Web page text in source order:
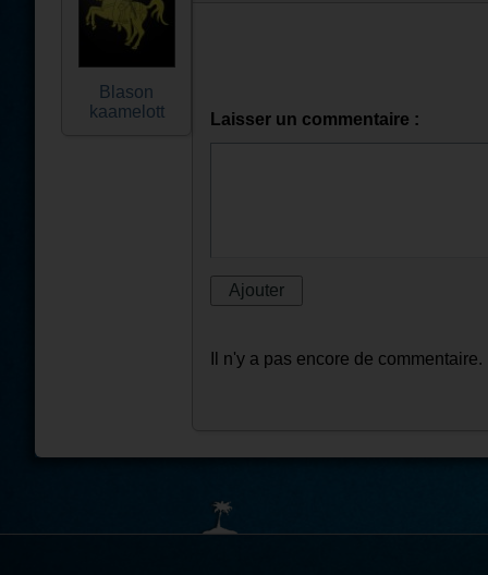
Blason
kaamelott
Laisser un commentaire :
Il n'y a pas encore de commentaire.